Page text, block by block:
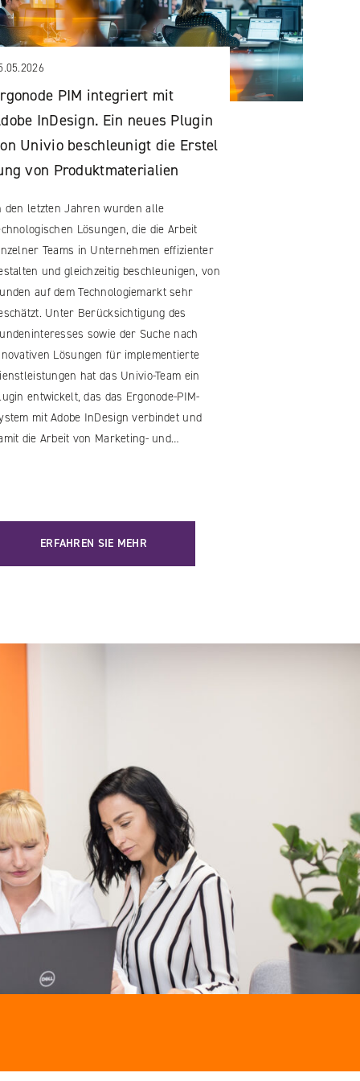
PIM integriert mit
InDesign. Ein neues Plugin
Univio beschleunigt die Erstel
von Produktmaterialien
den letzten Jahren wurden alle
Lösungen, die die Arbeit
Teams in Unternehmen effizienter
und gleichzeitig beschleunigen, von
auf dem Technologiemarkt sehr
Unter Berücksichtigung des
sowie der Suche nach
Lösungen für implementierte
hat das Univio-Team ein
entwickelt, das das Ergonode-PIM-
mit Adobe InDesign verbindet und
die Arbeit von Marketing- und…
ERFAHREN SIE MEHR